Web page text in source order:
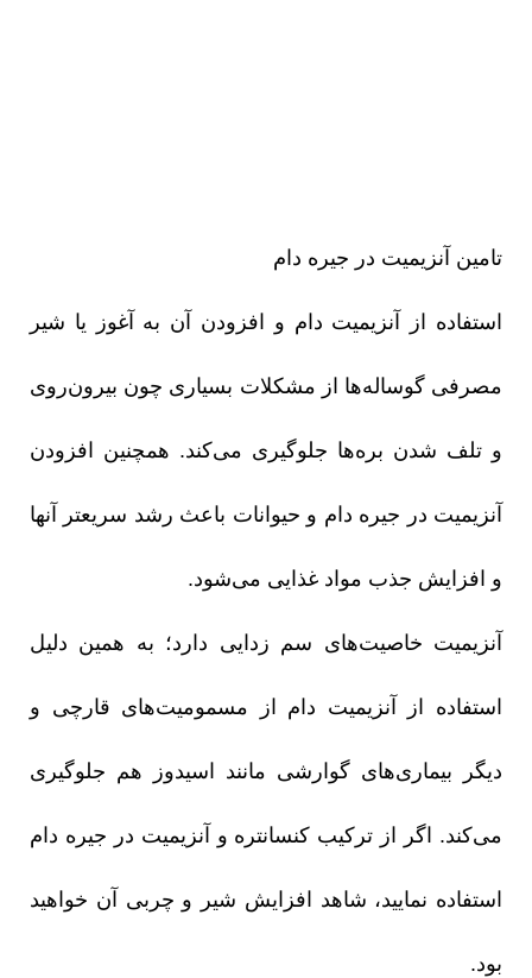
تامین آنزیمیت در جیره دام
استفاده از آنزیمیت دام و افزودن آن به آغوز یا شیر
مصرفی گوساله‌ها از مشکلات بسیاری چون بیرون‌روی
و تلف شدن بره‌ها جلوگیری می‌کند. همچنین افزودن
آنزیمیت در جیره دام و حیوانات باعث رشد سریعتر آنها
و افزایش جذب مواد غذایی می‌شود.
آنزیمیت خاصیت‌های سم زدایی دارد؛ به همین دلیل
استفاده از آنزیمیت دام از مسمومیت‌های قارچی و
دیگر بیماری‌های گوارشی مانند اسیدوز هم جلوگیری
می‌کند. اگر از ترکیب کنسانتره و آنزیمیت در جیره دام
استفاده نمایید، شاهد افزایش شیر و چربی آن خواهید
بود.